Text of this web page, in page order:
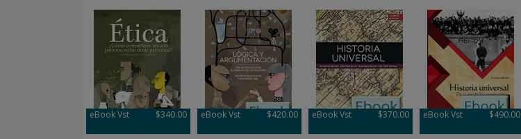
eBook Vst $340.00 eBook Vst $420.00 eBook Vst $370.00 eBook Vst $490.00